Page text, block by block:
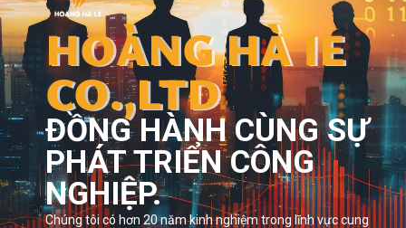
HOÀNG HÀ IE
CO.,LTD
ĐỒNG HÀNH CÙNG SỰ
PHÁT TRIỂN CÔNG
NGHIỆP.
Chúng tôi có hơn 20 năm kinh nghiệm trong lĩnh vực cung